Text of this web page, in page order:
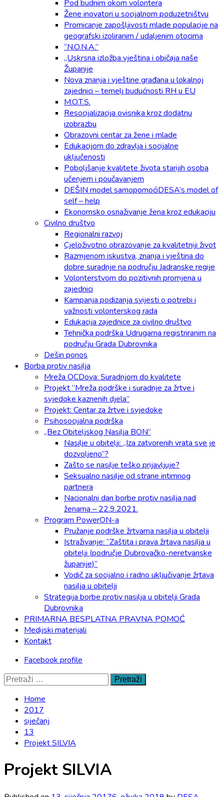
Pod budnim okom volontera
Žene inovatori u socijalnom poduzetništvu
Promicanje zapošljivosti mlade populacije na
geografski izoliranim / udaljenim otocima
“N.O.N.A.”
„Uskrsna izložba vještina i običaja naše
Županije
Nova znanja i vještine građana u lokalnoj
zajednici – temelj budućnosti RH u EU
M.O.T.S.
Resocijalizacija ovisnika kroz dodatnu
izobrazbu
Obrazovni centar za žene i mlade
Edukacijom do zdravlja i socijalne
uključenosti
Poboljšanje kvalitete života starijih osoba
učenjem i poučavanjem
DEŠIN model samopomoćiDESA’s model of
self – help
Ekonomsko osnaživanje žena kroz edukaciju
Civilno društvo
Regionalni razvoj
Cjeloživotno obrazovanje za kvalitetniji život
Razmjenom iskustva, znanja i vještina do
dobre suradnje na području Jadranske regije
Volonterstvom do pozitivnih promjena u
zajednici
Kampanja podizanja svijesti o potrebi i
važnosti volonterskog rada
Edukacija zajednice za civilno društvo
Tehnička podrška Udrugama registriranim na
području Grada Dubrovnika
Dešin ponos
Borba protiv nasilja
Mreža OCDova: Suradnjom do kvalitete
Projekt “Mreža podrške i suradnje za žrtve i
svjedoke kaznenih djela”
Projekt: Centar za žrtve i svjedoke
Psihosocijalna podrška
„Bez Obiteljskog Nasilja BON”
Nasilje u obitelji: „Iza zatvorenih vrata sve je
dozvoljeno“?
Zašto se nasilje teško prijavljuje?
Seksualno nasilje od strane intimnog
partnera
Nacionalni dan borbe protiv nasilja nad
ženama – 22.9.2021.
Program PowerON-a
Pružanje podrške žrtvama nasilja u obitelji
Istraživanje: “Zaštita i prava žrtava nasilja u
obitelji (područje Dubrovačko-neretvanske
županije)“
Vodič za socijalno i radno uključivanje žrtava
nasilja u obitelji
Strategija borbe protiv nasilja u obitelji Grada
Dubrovnika
PRIMARNA BESPLATNA PRAVNA POMOĆ
Medijski materijali
Kontakt
Facebook profile
Pretraži:
Home
2017
siječanj
13
Projekt SILVIA
Projekt SILVIA